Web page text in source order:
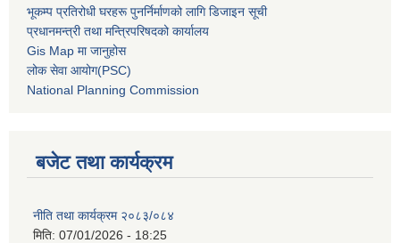
भूकम्प प्रतिरोधी घरहरू पुनर्निर्माणको लागि डिजाइन सूची
प्रधानमन्त्री तथा मन्त्रिपरिषदको कार्यालय
Gis Map मा जानुहोस
लोक सेवा आयोग(PSC)
National Planning Commission
बजेट तथा कार्यक्रम
नीति तथा कार्यक्रम २०८३/०८४
मिति: 07/01/2026 - 18:25